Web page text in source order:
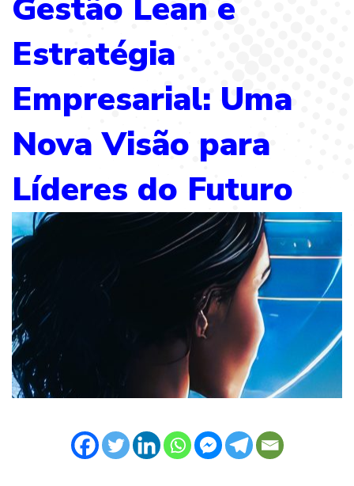
Gestão Lean e
Estratégia
Empresarial: Uma
Nova Visão para
Líderes do Futuro